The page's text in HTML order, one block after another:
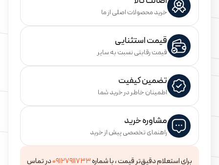
خرید محصولات اصلی از ما
قیمت استثنایی
قیمت رقابتی نسبت به سایر
تضمین کیفیت
اطمینان خاطر در خرید شما
مشاوره خرید
راهنمای تخصصی پیش از خرید
برای استعلام دقیق‌تر قیمت ، با شماره۰۹۱۲۷۹۱۱۷۳۳در تماس